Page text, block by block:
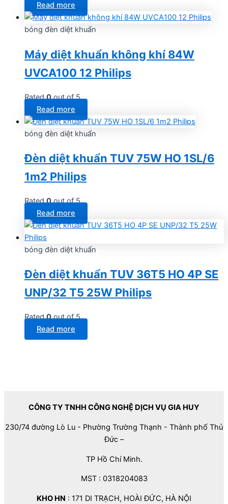
Read more
bóng đèn diệt khuẩn
Máy diệt khuẩn không khí 84W
UVCA100 12 Philips
Rated0out of 5
Read more
bóng đèn diệt khuẩn
Đèn diệt khuẩn TUV 75W HO 1SL/6
1m2 Philips
Rated0out of 5
Read more
bóng đèn diệt khuẩn
Đèn diệt khuẩn TUV 36T5 HO 4P SE
UNP/32 T5 25W Philips
Rated0out of 5
Read more
CÔNG TY TNHH CÔNG NGHỆ DỊCH VỤ GIA HUY
230/74 đường Lò Lu - Phường Trường Thạnh - Thành phố Thủ
Đức –
TP Hồ Chí Minh.
MST : 0318204083
KHO HN : 171 DI TRẠCH, HOÀI ĐỨC, HÀ NỘI